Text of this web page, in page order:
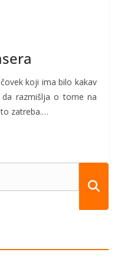
koji ima bilo kakav
razmišlja o tome na
zatreba.…